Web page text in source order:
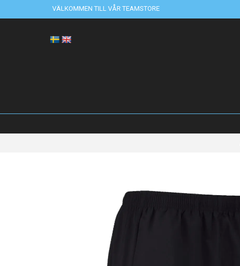
VÄLKOMMEN TILL VÅR TEAMSTORE